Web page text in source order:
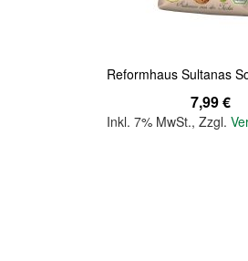
Reformhaus Sultanas
7,99 €
Inkl. 7% MwSt.,Zzgl.